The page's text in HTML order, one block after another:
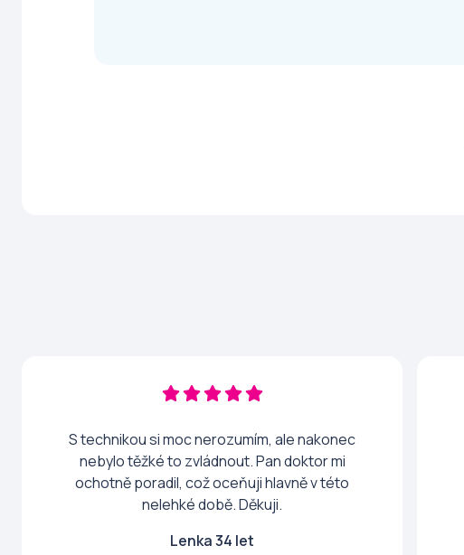
S technikou si moc nerozumím, ale nakonec
nebylo těžké to zvládnout. Pan doktor mi
ochotně poradil, což oceňuji hlavně v této
nelehké době. Děkuji.
Lenka 34 let